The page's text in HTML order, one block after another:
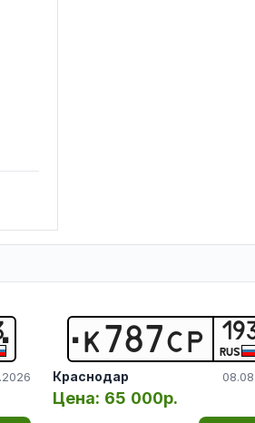
К 787СР RUS
Краснодар
Цена: 65 000р.